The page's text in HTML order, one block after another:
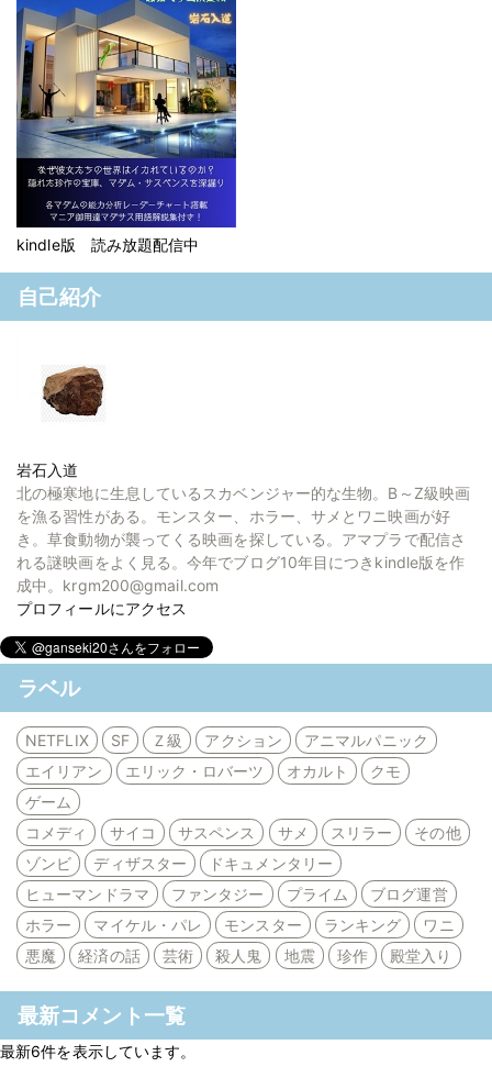
kindle版 読み放題配信中
自己紹介
岩石入道
北の極寒地に生息しているスカベンジャー的な生物。B～Z級映画
を漁る習性がある。モンスター、ホラー、サメとワニ映画が好
き。草食動物が襲ってくる映画を探している。アマプラで配信さ
れる謎映画をよく見る。今年でブログ10年目につきkindle版を作
成中。krgm200@gmail.com
プロフィールにアクセス
ラベル
NETFLIX SF Ｚ級 アクション
アニマルパニック
エイリアン
エリック・ロバーツ オカルト
クモ
ゲーム
コメディ
サイコ サスペンス サメ スリラー
その他
ゾンビ
ディザスター
ドキュメンタリー
ヒューマンドラマ
ファンタジー プライム
ブログ運営
ホラー
マイケル・パレ モンスター ランキング
ワニ
悪魔
経済の話 芸術 殺人鬼 地震 珍作 殿堂入り
最新コメント一覧
最新6件を表示しています。